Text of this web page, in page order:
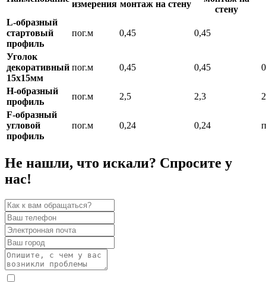
измерения монтаж на стену
стену
L-образный
стартовый
профиль
пог.м 0,45 0,45
Уголок
декоративный
15х15мм
пог.м 0,45 0,45
Н-образный
профиль
пог.м 2,5 2,3
F-образный
угловой
профиль
пог.м 0,24 0,24
Не нашли, что искали? Спросите у
нас!